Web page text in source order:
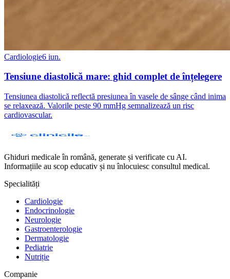
Cardiologie6 iun.
Tensiune diastolică mare: ghid complet de înțelegere
Tensiunea diastolică reflectă presiunea în vasele de sânge când inima
se relaxează. Valorile peste 90 mmHg semnalizează un risc
cardiovascular.
Ghiduri medicale în română, generate și verificate cu AI.
Informațiile au scop educativ și nu înlocuiesc consultul medical.
Specialități
Cardiologie
Endocrinologie
Neurologie
Gastroenterologie
Dermatologie
Pediatrie
Nutriție
Companie